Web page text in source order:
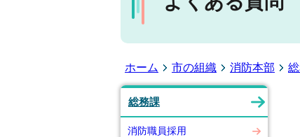
ホーム 市の組織 消防本部
総務課
消防職員採用